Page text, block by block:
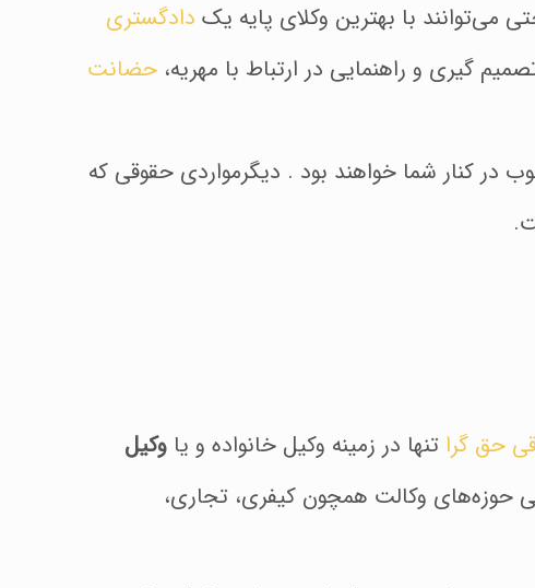
می‌توانند با بهترین وکلای پایه یک دادگستری
گیری و راهنمایی در ارتباط با مهریه،حضانت
در کنار شما خواهند بود . دیگرمواردی حقوقی که
حق گرا تنها در زمینه وکیل خانواده و یاوکیل
حوزه‌های وکالت همچون کیفری، تجاری،